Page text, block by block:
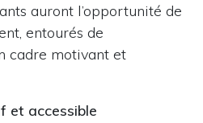
auront l’opportunité de
entourés de
cadre motivant et
et accessible